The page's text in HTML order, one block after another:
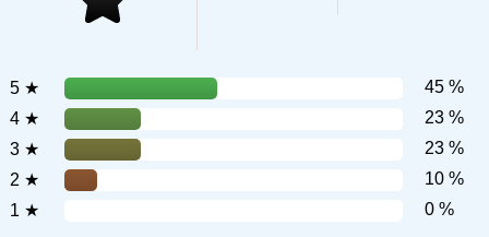
5 ★
45 %
4 ★
23 %
3 ★
23 %
2 ★
10 %
1 ★
0 %